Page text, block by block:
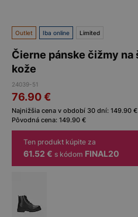
Outlet Iba online Limited
Čierne pánske čižmy
kože
24039-51
76.90€
Najnižšia cena v období 30 dní: 149.90 €
Pôvodná cena: 149.90 €
Ten produkt kúpite za
61.52 € s kódom FINAL20